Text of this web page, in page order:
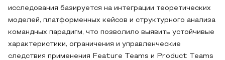
исследования базируется на интеграции теоретических
моделей, платформенных кейсов и структурного анализа
командных парадигм, что позволило выявить устойчивые
характеристики, ограничения и управленческие
следствия применения Feature Teams и Product Teams